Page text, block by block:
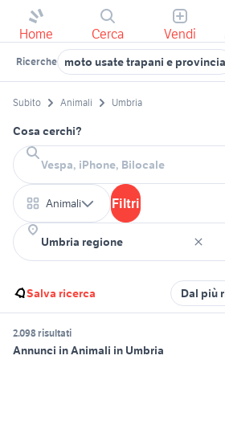
Home Cerca Vendi
Ricerche moto usate trapani e provincia
Subito Animali Umbria
Cosa cerchi?
Animali Filtri
Salva ricerca Dal più
2.098 risultati
Annunci in Animali in Umbria